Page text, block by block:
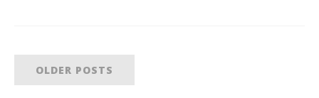
OLDER POSTS